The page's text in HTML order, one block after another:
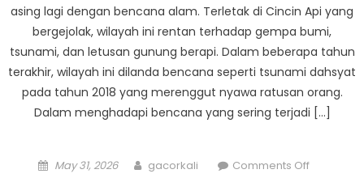
asing lagi dengan bencana alam. Terletak di Cincin Api yang
bergejolak, wilayah ini rentan terhadap gempa bumi,
tsunami, dan letusan gunung berapi. Dalam beberapa tahun
terakhir, wilayah ini dilanda bencana seperti tsunami dahsyat
pada tahun 2018 yang merenggut nyawa ratusan orang.
Dalam menghadapi bencana yang sering terjadi […]
Posted
May 31, 2026 Author
gacorkali Comments Offon